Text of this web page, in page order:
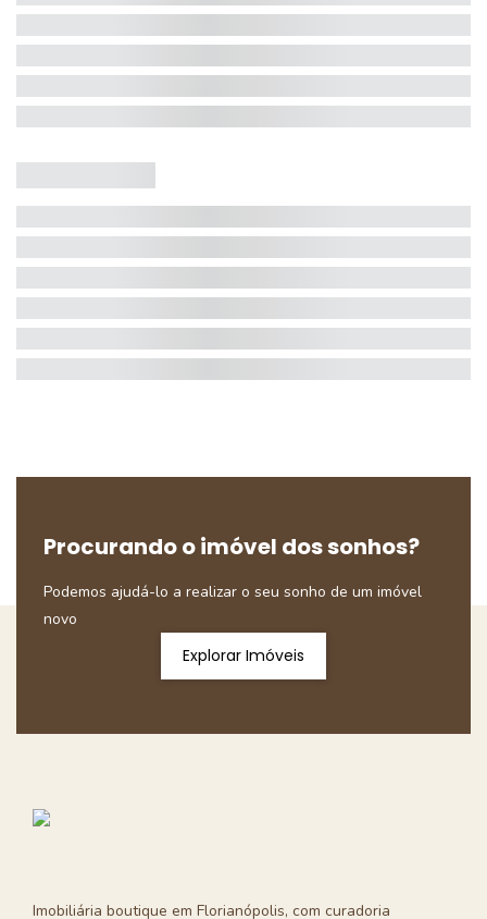
Procurando o imóvel dos sonhos?
Podemos ajudá-lo a realizar o seu sonho de um imóvel
novo
Explorar Imóveis
Imobiliária boutique em Florianópolis, com curadoria